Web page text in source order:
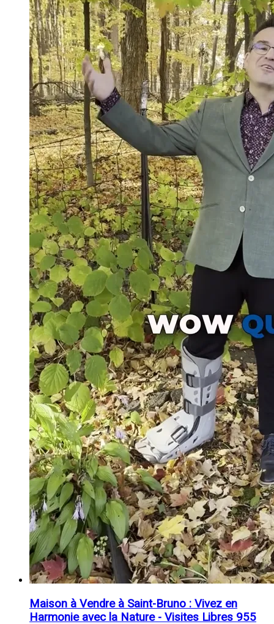
Maison à Vendre à Saint-Bruno : Vivez en
Harmonie avec la Nature - Visites Libres 955